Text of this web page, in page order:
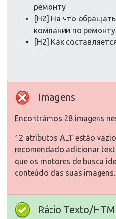
ремонту
[H2] На что
компании по
[H2] Как
Imagens
Encontrámos 28 imagens
12 atributos ALT estão
recomendado adicionar
que os motores de busca
conteúdo das suas imagens.
Rácio Texto/